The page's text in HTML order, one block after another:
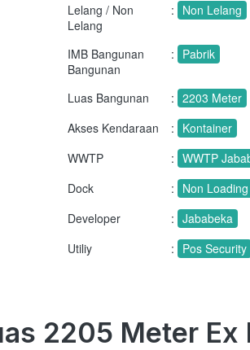
Lelang / Non
Lelang
: Non Lelang
IMB Bangunan
Bangunan
: Pabrik
Luas Bangunan : 2203 Meter
Akses Kendaraan : Kontainer
WWTP : WWTP
Dock : Non
Developer : Jababeka
Utiliy : Pos Security
2205 Meter Ex